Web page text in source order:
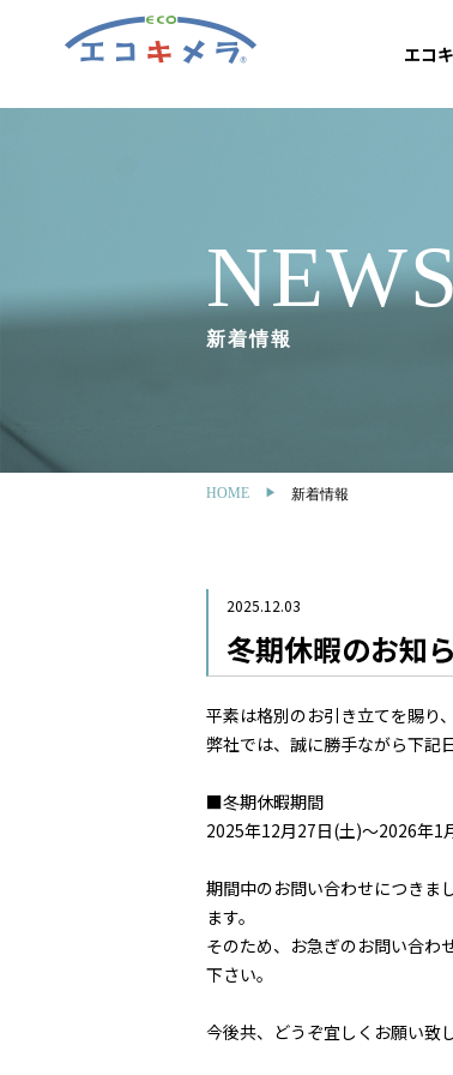
エコ
新着情報
HOME 新着情報
2025.12.03
冬期休暇のお知
平素は格別のお引き立てを賜り
弊社では、誠に勝手ながら下記
■冬期休暇期間
2025年12月27日(土)～2026年1
期間中のお問い合わせにつきま
ます。
そのため、お急ぎのお問い合わ
下さい。
今後共、どうぞ宜しくお願い致し